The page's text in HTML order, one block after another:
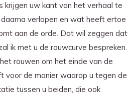
krijgen uw kant van het verhaal te
verlopen en wat heeft ertoe
aan de orde. Dat wil zeggen dat
ik met u de rouwcurve bespreken.
rouwen om het einde van de
voor de manier waarop u tegen de
tussen u beiden, die ook